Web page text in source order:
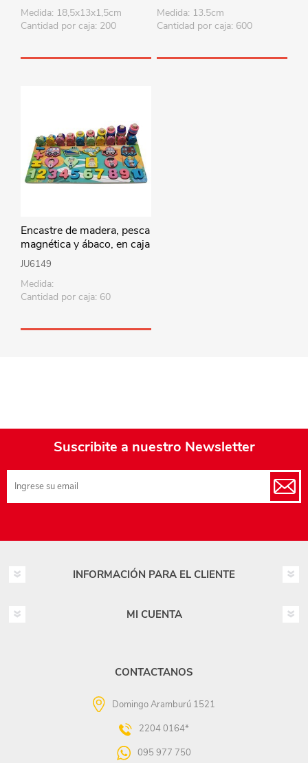
Medida: 18,5x13x1,5cm
Cantidad por caja: 200
Medida: 13.5cm
Cantidad por caja: 600
Encastre de madera, pesca
magnética y ábaco, en caja
JU6149
Medida:
Cantidad por caja: 60
Suscribite a nuestro Newsletter
INFORMACIÓN PARA EL CLIENTE
MI CUENTA
CONTACTANOS
Domingo Aramburú 1521
2204 0164*
095 977 750